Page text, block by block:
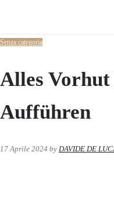
Senza categoria
Alles
Aufführen
17 Aprile 2024 by DAVIDE DE